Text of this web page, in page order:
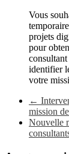
Vous
projets
pour
identifier
votre
←
mission
Nouvelle